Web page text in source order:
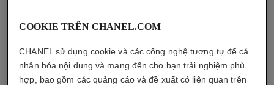
COOKIE TRÊN CHANEL.COM
CHANEL sử dụng cookie và các công nghệ tương tự để cá
nhân hóa nội dung và mang đến cho bạn trải nghiệm phù
hợp, bao gồm các quảng cáo và đề xuất có liên quan trên